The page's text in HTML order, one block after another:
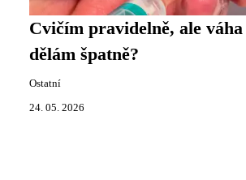
Cvičím pravidelně, ale
dělám špatně?
Ostatní
24. 05. 2026